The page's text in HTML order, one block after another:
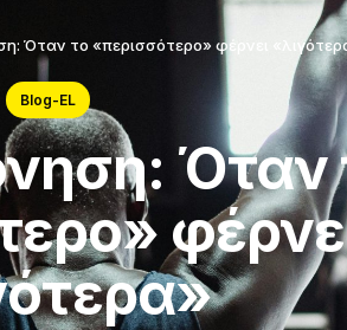
Όταν το «περισσότερο» φέρνει
Blog-EL
Όταν